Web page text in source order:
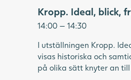
Kropp. Ideal, blick,
14:00 — 14:30
I utställningen Kropp.
visas historiska och
på olika sätt knyter an